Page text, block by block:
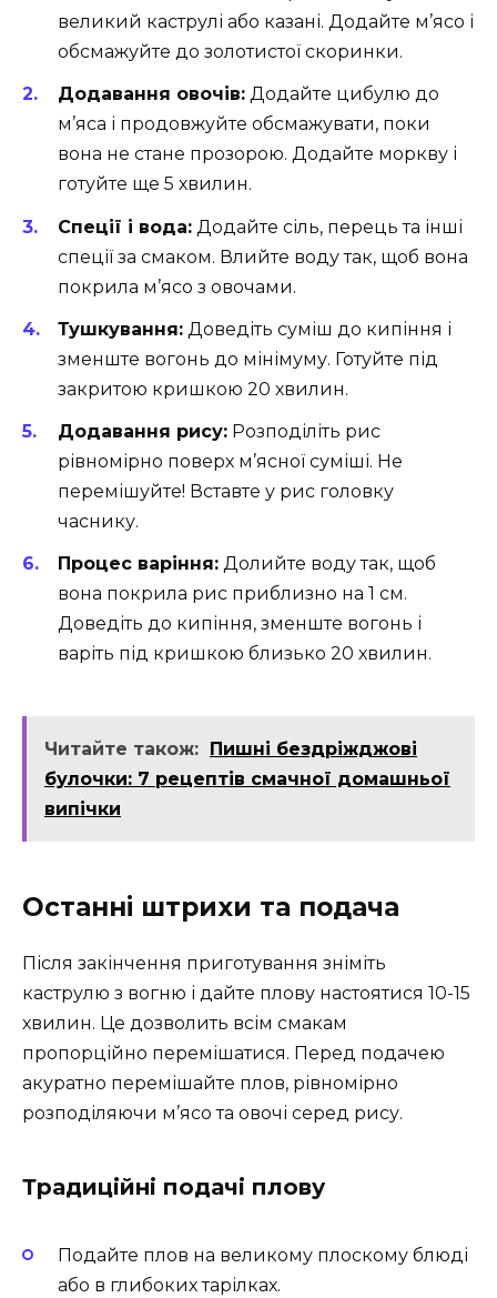
великий каструлі або казані. Додайте м’ясо і
обсмажуйте до золотистої скоринки.
Додавання овочів: Додайте цибулю до
м’яса і продовжуйте обсмажувати, поки
вона не стане прозорою. Додайте моркву і
готуйте ще 5 хвилин.
Спеції і вода: Додайте сіль, перець та інші
спеції за смаком. Влийте воду так, щоб вона
покрила м’ясо з овочами.
Тушкування: Доведіть суміш до кипіння і
зменште вогонь до мінімуму. Готуйте під
закритою кришкою 20 хвилин.
Додавання рису: Розподіліть рис
рівномірно поверх м’ясної суміші. Не
перемішуйте! Вставте у рис головку
часнику.
Процес варіння: Долийте воду так, щоб
вона покрила рис приблизно на 1 см.
Доведіть до кипіння, зменште вогонь і
варіть під кришкою близько 20 хвилин.
Читайте також:
Пишні бездріжджові
булочки: 7 рецептів смачної домашньої
випічки
Останні штрихи та подача
Після закінчення приготування зніміть
каструлю з вогню і дайте плову настоятися 10-15
хвилин. Це дозволить всім смакам
пропорційно перемішатися. Перед подачею
акуратно перемішайте плов, рівномірно
розподіляючи м’ясо та овочі серед рису.
Традиційні подачі плову
Подайте плов на великому плоскому блюді
або в глибоких тарілках.